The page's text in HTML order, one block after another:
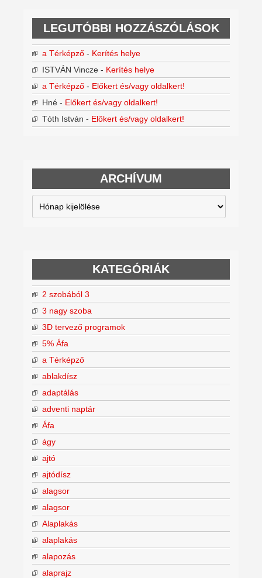
LEGUTÓBBI HOZZÁSZÓLÁSOK
a Térképző - Kerítés helye
ISTVÁN Vincze - Kerítés helye
a Térképző - Előkert és/vagy oldalkert!
Hné - Előkert és/vagy oldalkert!
Tóth István - Előkert és/vagy oldalkert!
ARCHÍVUM
Archívum
KATEGÓRIÁK
2 szobából 3
3 nagy szoba
3D tervező programok
5% Áfa
a Térképző
ablakdísz
adaptálás
adventi naptár
Áfa
ágy
ajtó
ajtódísz
alagsor
alagsor
Alaplakás
alaplakás
alapozás
alaprajz